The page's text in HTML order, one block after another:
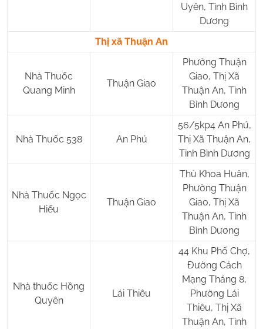
Uyên, Tỉnh Bình
Dương
Thị xã Thuận An
Nhà Thuốc
Quang Minh
Thuận Giao
Phường Thuận
Giao, Thị Xã
Thuận An, Tỉnh
Bình Dương
Nhà Thuốc 538 An Phú
56/5kp4 An Phú,
Thị Xã Thuận An,
Tỉnh Bình Dương
Nhà Thuốc Ngọc
Hiếu
Thuận Giao
Thủ Khoa Huân,
Phường Thuận
Giao, Thị Xã
Thuận An, Tỉnh
Bình Dương
Nhà thuốc Hồng
Quyên
Lái Thiêu
44 Khu Phố Chợ,
Đường Cách
Mạng Tháng 8,
Phường Lái
Thiêu, Thị Xã
Thuận An, Tỉnh